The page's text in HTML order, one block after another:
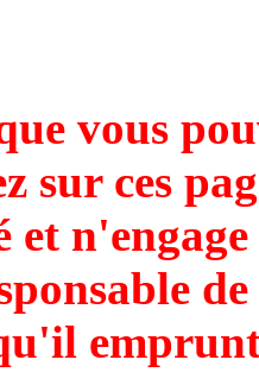
vous
sur ces
et